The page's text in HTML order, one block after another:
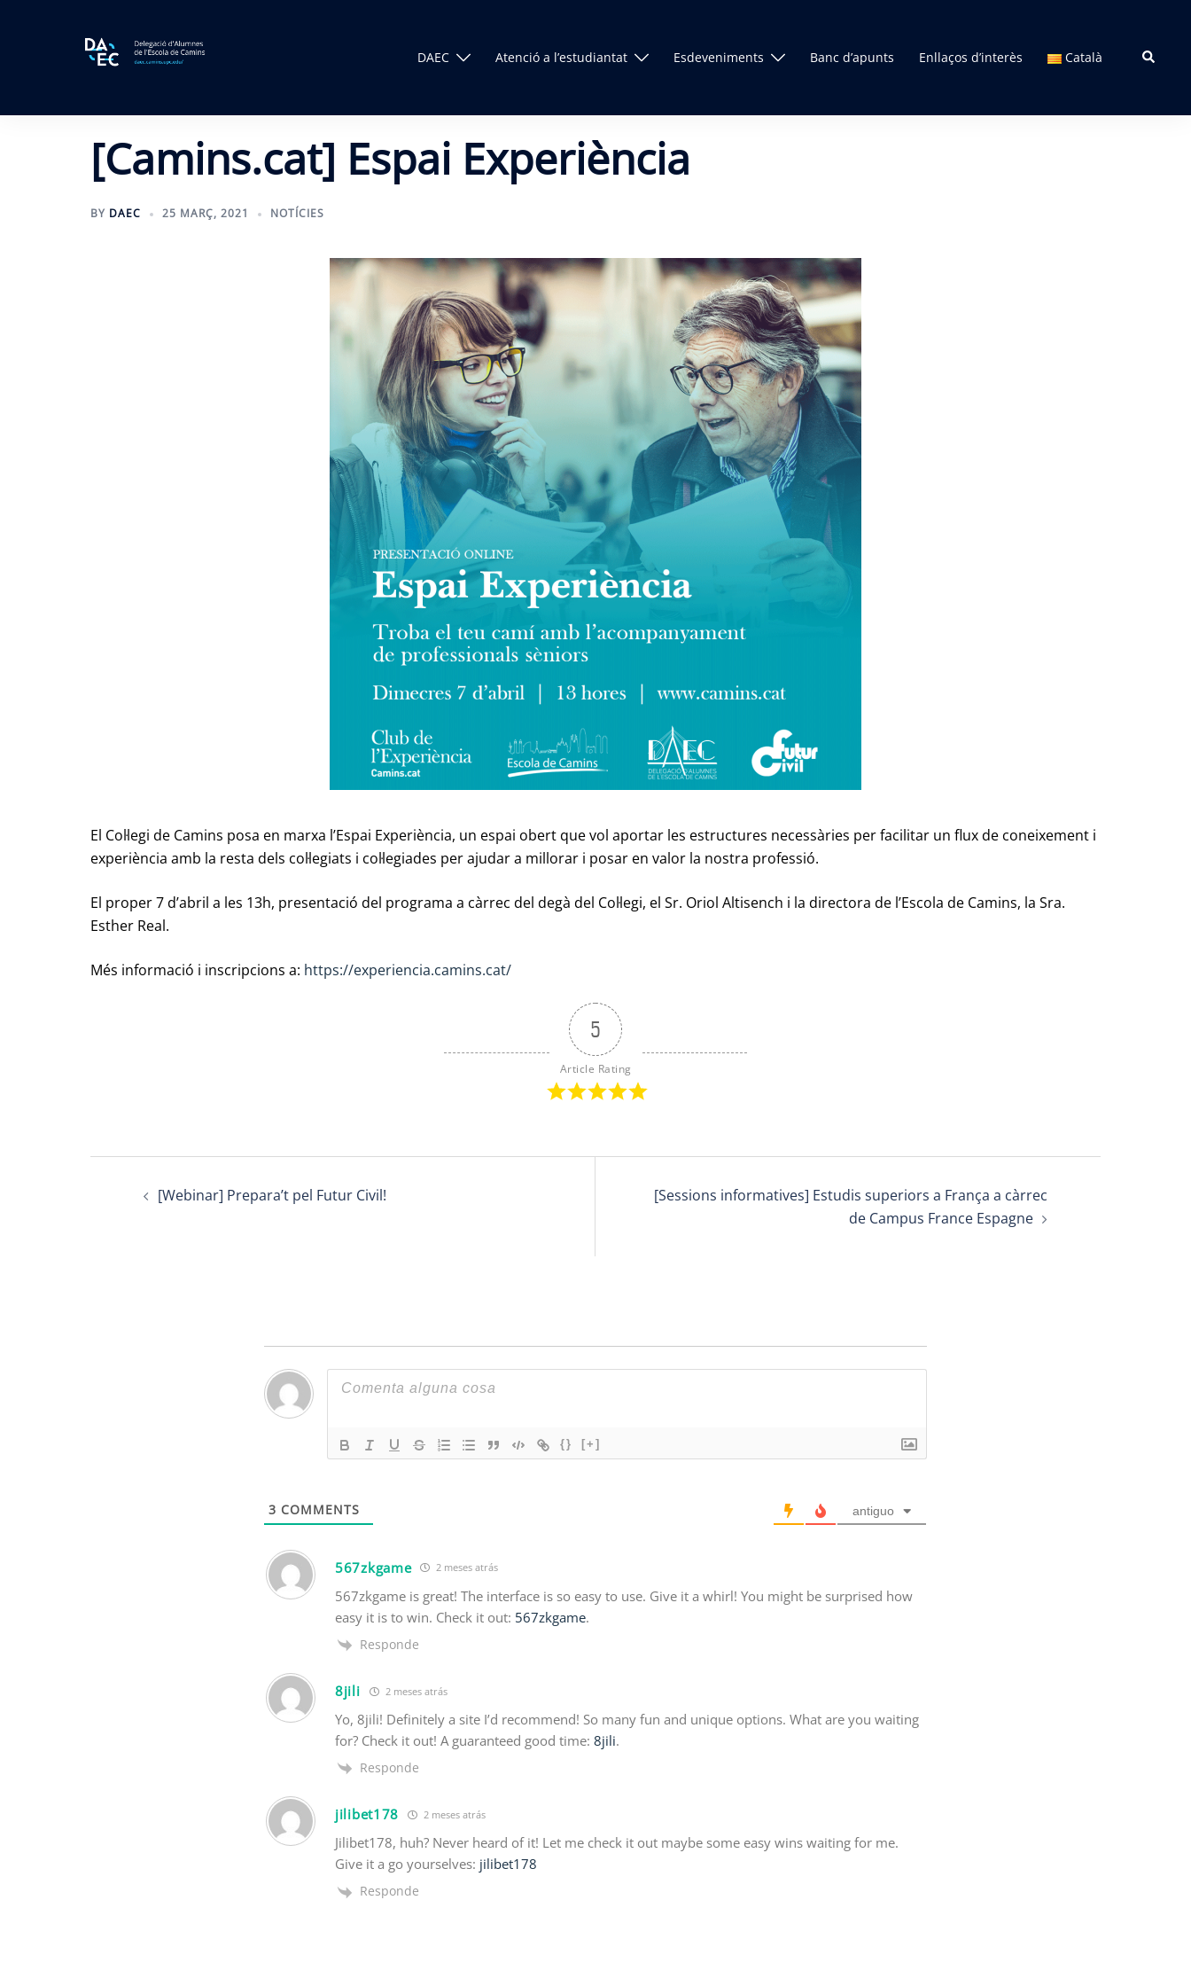
DAEC Atenció a l’estudiantat Esdeveniments Banc d’apunts Enllaços d’interès Català Search
[Camins.cat] Espai Experiència
BY DAEC 25 MARÇ, 2021 NOTÍCIES
El Col·legi de Camins posa en marxa l’Espai Experiència, un espai obert que vol aportar les estructures necessàries per facilitar un flux de coneixement i
experiència amb la resta dels col·legiats i col·legiades per ajudar a millorar i posar en valor la nostra professió.
El proper 7 d’abril a les 13h, presentació del programa a càrrec del degà del Col·legi, el Sr. Oriol Altisench i la directora de l’Escola de Camins, la Sra.
Esther Real.
Més informació i inscripcions a: https://experiencia.camins.cat/
5
Article Rating
Post
navigation
[Webinar] Prepara’t pel Futur Civil!
[Sessions informatives] Estudis superiors a França a càrrec
de Campus France Espagne
{} [+]
3 COMMENTS antiguo
567zkgame 2 meses atrás
567zkgame is great! The interface is so easy to use. Give it a whirl! You might be surprised how
easy it is to win. Check it out: 567zkgame.
Responde
8jili 2 meses atrás
Yo, 8jili! Definitely a site I’d recommend! So many fun and unique options. What are you waiting
for? Check it out! A guaranteed good time: 8jili.
Responde
jilibet178 2 meses atrás
Jilibet178, huh? Never heard of it! Let me check it out maybe some easy wins waiting for me.
Give it a go yourselves: jilibet178
Responde